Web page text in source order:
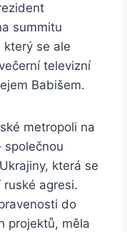
summitu
který se ale
televizní
Babišem.
metropoli na
společnou
která se
agresi.
do
projektů, měla